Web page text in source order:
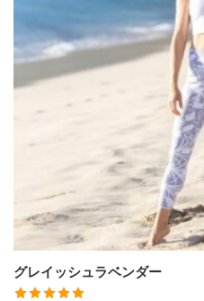
グレイッシュラベンダー